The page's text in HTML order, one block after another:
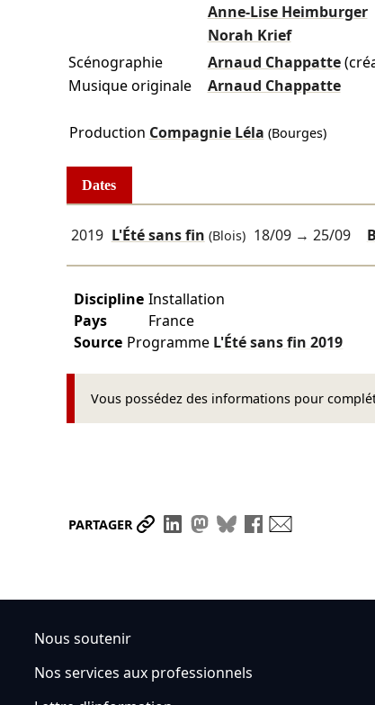
Anne-Lise Heimburger
Norah Krief
Scénographie
Arnaud Chappatte
Musique originale
Arnaud Chappatte
Production Compagnie Léla (Bourges)
Dates
2019 L'Été sans fin (Blois) 18/09→ 25/09
Discipline Installation
Pays
France
Source Programme L'Été sans fin2019
Vous possédez des informations pour
PARTAGER Partager le lien
Partager sur LinkedIn
Partager sur Mastodon
Partager sur
Partager sur
Nous soutenir
Nos services aux professionnels